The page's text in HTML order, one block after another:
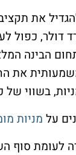
מיליארד
את
על מניות